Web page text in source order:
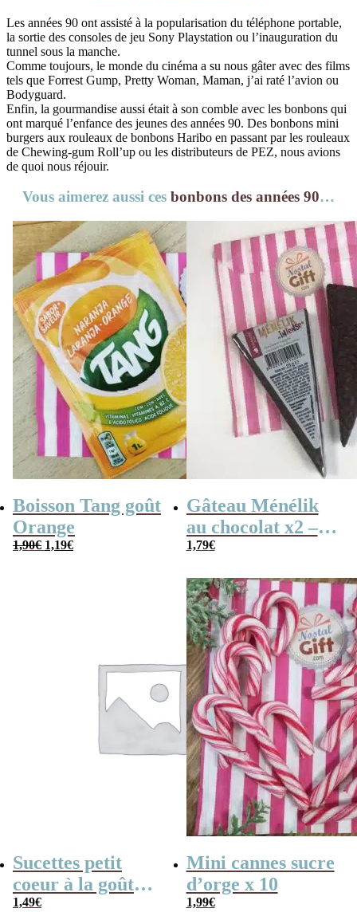
Les années 90 ont assisté à la popularisation du téléphone portable,
la sortie des consoles de jeu Sony Playstation ou l’inauguration du
tunnel sous la manche.
Comme toujours, le monde du cinéma a su nous gâter avec des films
tels que Forrest Gump, Pretty Woman, Maman, j’ai raté l’avion ou
Bodyguard.
Enfin, la gourmandise aussi était à son comble avec les bonbons qui
ont marqué l’enfance des jeunes des années 90. Des bonbons mini
burgers aux rouleaux de bonbons Haribo en passant par les rouleaux
de Chewing-gum Roll’up ou les distributeurs de PEZ, nous avions
de quoi nous réjouir.
Vous aimerez aussi ces bonbons des années 90…
Boisson Tang goût
Orange
1,90€ Le
prix
1,19€Le
prix
Gâteau Ménélik
au chocolat x2 –
Gaufrette
1,79€
Sucettes petit
coeur à la goût
cerise x5
1,49€
Mini cannes sucre
d’orge x 10
1,99€